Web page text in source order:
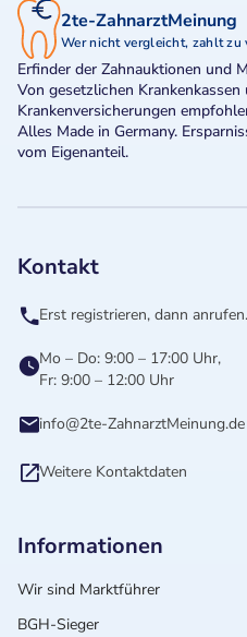
2te-ZahnarztMeinung
Wer nicht vergleicht, zahlt zu
Erfinder der Zahnauktionen und
Von gesetzlichen Krankenkassen
Krankenversicherungen
Alles Made in Germany.
vom Eigenanteil.
Kontakt
Erst registrieren, dann anrufen.
Mo – Do: 9:00 – 17:00 Uhr,
Fr: 9:00 – 12:00 Uhr
info@2te-ZahnarztMeinung.de
Weitere Kontaktdaten
Informationen
Wir sind Marktführer
BGH-Sieger